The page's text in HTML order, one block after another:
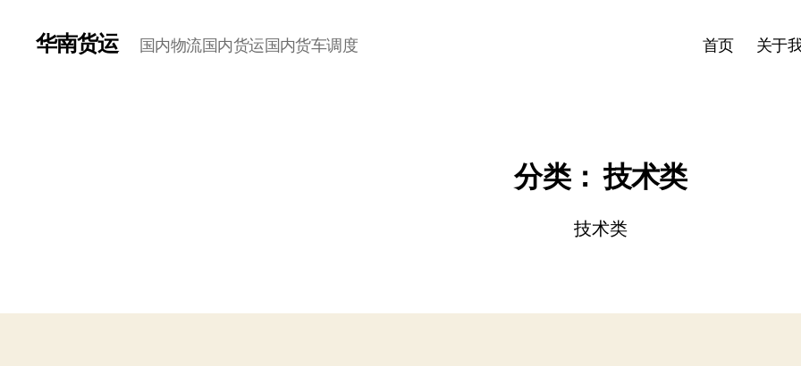
华南货运 国内物流国内货运国内货车调度 首页 关于
分类：技术类
技术类